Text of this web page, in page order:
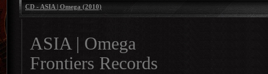
CD - ASIA | Omega (2010)
ASIA | Omega
Frontiers Records